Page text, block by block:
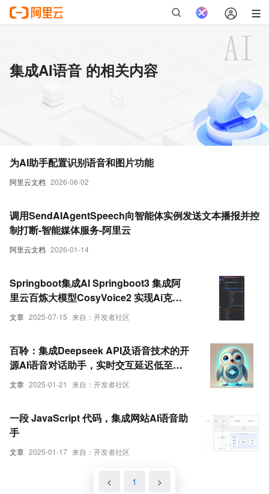
集成AI语音 的相关内容
阿里云文档 2026-06-02
为AI助手配置识别语音和图片功能
阿里云文档 2026-01-14
调用SendAIAgentSpeech向智能体实例发送文本播报并控
制打断-智能媒体服务-阿里云
文章 2025-07-15 来自：开发者社区
Springboot集成AI Springboot3 集成阿
里云百炼大模型CosyVoice2 实现Ai克隆
语音(未持久化存储)
文章 2025-01-21 来自：开发者社区
百聆：集成Deepseek API及语音技术的开
源AI语音对话助手，实时交互延迟低至
800ms
文章 2025-01-17 来自：开发者社区
一段 JavaScript 代码，集成网站AI语音助
手
< 1 >